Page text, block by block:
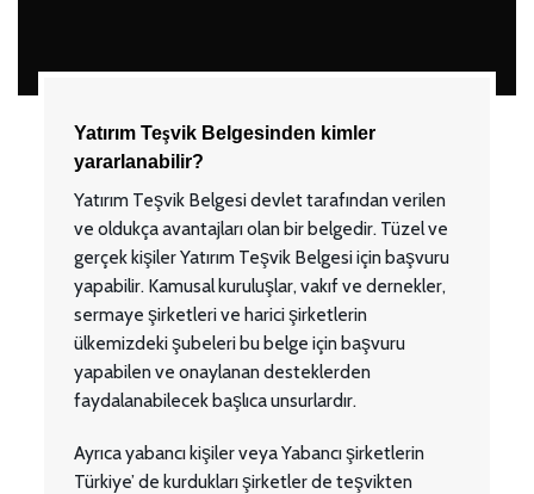
Yatırım Teşvik Belgesinden kimler
yararlanabilir?
Yatırım Teşvik Belgesi devlet tarafından verilen
ve oldukça avantajları olan bir belgedir. Tüzel ve
gerçek kişiler Yatırım Teşvik Belgesi için başvuru
yapabilir. Kamusal kuruluşlar, vakıf ve dernekler,
sermaye şirketleri ve harici şirketlerin
ülkemizdeki şubeleri bu belge için başvuru
yapabilen ve onaylanan desteklerden
faydalanabilecek başlıca unsurlardır.
Ayrıca yabancı kişiler veya Yabancı şirketlerin
Türkiye’ de kurdukları şirketler de teşvikten